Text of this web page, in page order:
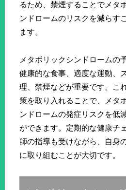
るため、禁煙することでメタ
ンドロームのリスクを減らす
ます。
メタボリックシンドロームの
健康的な食事、適度な運動、
理、禁煙などが重要です。こ
策を取り入れることで、メタ
ンドロームの発症リスクを低
ができます。定期的な健康チ
師の指導も受けながら、自身
に取り組むことが大切です。